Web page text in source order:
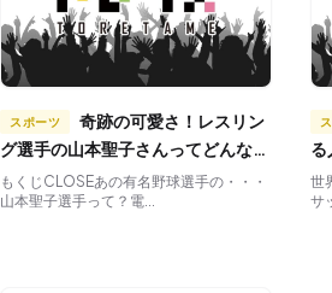
スポーツ
グ選手の山本聖子さんってどんな
人？
もくじCLOSEあの有名野球選手の・・・
山本聖子選手って？電...
る
ッ
世
サ